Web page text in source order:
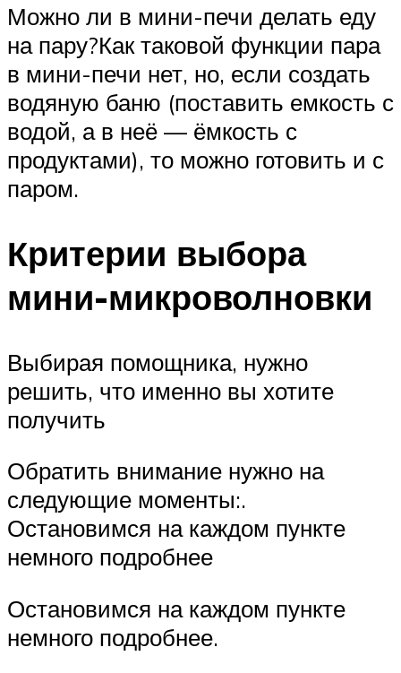
Можно ли в мини-печи делать еду
на пару?Как таковой функции пара
в мини-печи нет, но, если создать
водяную баню (поставить емкость с
водой, а в неё — ёмкость с
продуктами), то можно готовить и с
паром.
Критерии выбора
мини-микроволновки
Выбирая помощника, нужно
решить, что именно вы хотите
получить
Обратить внимание нужно на
следующие моменты:.
Остановимся на каждом пункте
немного подробнее
Остановимся на каждом пункте
немного подробнее.